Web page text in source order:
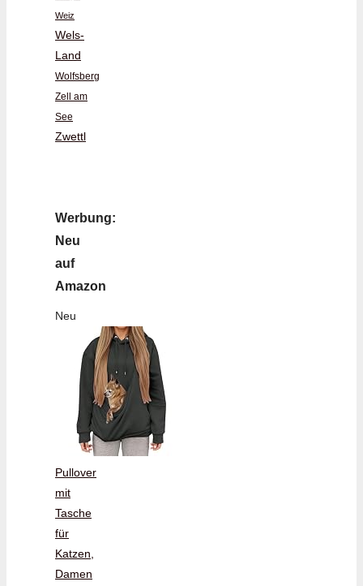
Weiz
Wels-
Land
Wolfsberg
Zell am
See
Zwettl
Werbung:
Neu
auf
Amazon
Neu
Pullover
mit
Tasche
für
Katzen,
Damen